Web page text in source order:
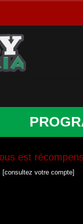
est
[consultez votre compte]